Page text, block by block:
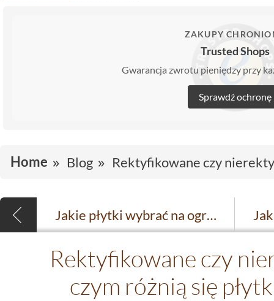
ZAKUPY
Trusted Shops
Gwarancja zwrotu pieniędzy przy
Sprawdź ochronę
Home Blog Rektyfikowane czy
Jakie płytki wybrać na ogrzewanie podłogowe?
Rektyfikowane czy
czym różnią się